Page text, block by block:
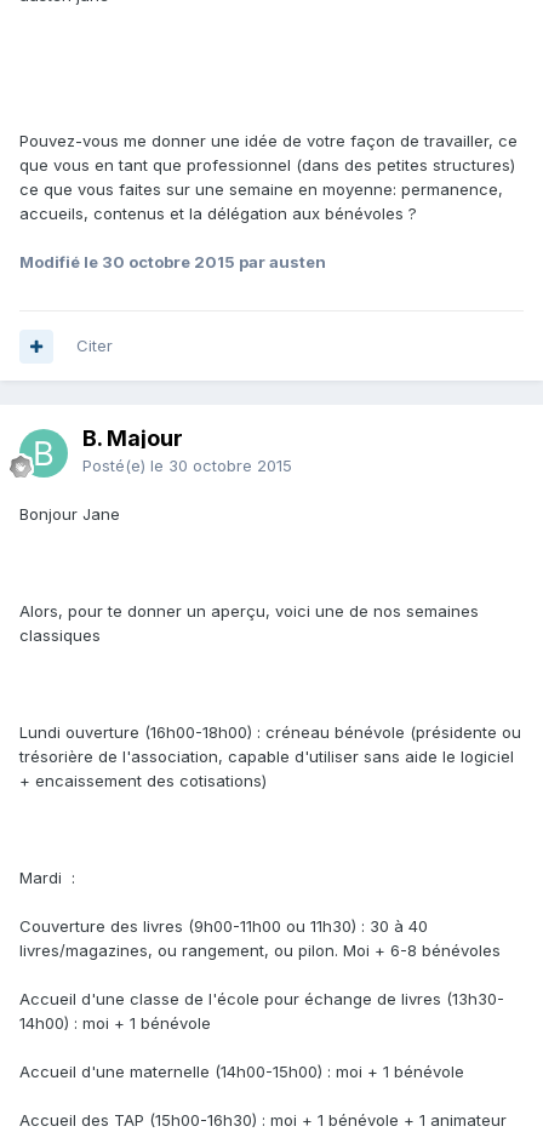
Pouvez-vous me donner une idée de votre façon de travailler, ce
que vous en tant que professionnel (dans des petites structures)
ce que vous faites sur une semaine en moyenne: permanence,
accueils, contenus et la délégation aux bénévoles ?
Modifié le 30 octobre 2015 par austen
Citer
B. Majour
Posté(e) le 30 octobre 2015
Bonjour Jane
Alors, pour te donner un aperçu, voici une de nos semaines
classiques
Lundi ouverture (16h00-18h00) : créneau bénévole (présidente ou
trésorière de l'association, capable d'utiliser sans aide le logiciel
+ encaissement des cotisations)
Mardi :
Couverture des livres (9h00-11h00 ou 11h30) : 30 à 40
livres/magazines, ou rangement, ou pilon. Moi + 6-8 bénévoles
Accueil d'une classe de l'école pour échange de livres (13h30-
14h00) : moi + 1 bénévole
Accueil d'une maternelle (14h00-15h00) : moi + 1 bénévole
Accueil des TAP (15h00-16h30) : moi + 1 bénévole + 1 animateur